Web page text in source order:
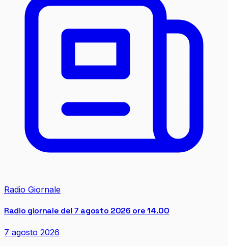
Radio Giornale
Radio giornale del 7 agosto 2026 ore 14.00
7 agosto 2026